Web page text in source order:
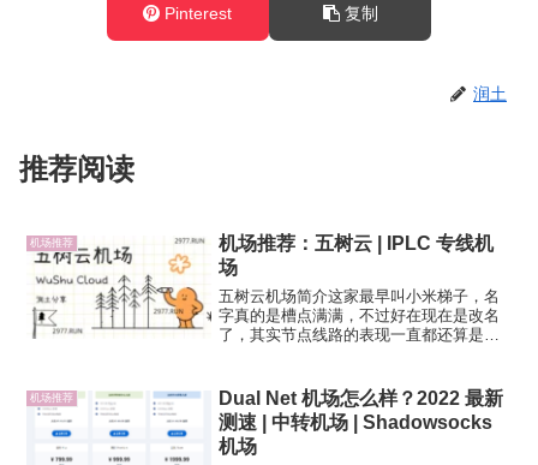
Pinterest 复制
润土
推荐阅读
机场推荐
机场推荐：五树云 | IPLC 专线机
场
五树云机场简介这家最早叫小米梯子，名
字真的是槽点满满，不过好在现在是改名
了，其实节点线路的表现一直都还算是不
题。五树云机场是全节点 IPLC 专线网
络，协议为 Troja...
机场推荐
Dual Net 机场怎么样？2022 最新
测速 | 中转机场 | Shadowsocks
机场